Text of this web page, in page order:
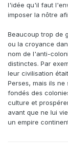
l'idée qu'il faut
imposer la nôtre
Beaucoup trop de
ou la croyance
nom de l'anti-
distinctes. Par
leur civilisation
Perses, mais ils
fondés des
culture et
avant que ne lui
un empire